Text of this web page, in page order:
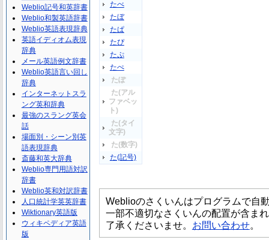
たべ
たぼ
たぱ
たぴ
たぷ
たぺ
たぽ
た(アル
ファベッ
ト)
た(タイ
文字)
た(数字)
た(記号)
Weblioのさくいんはプログラムで自
一部不適切なさくいんの配置が含ま
了承くださいませ。 お問い合わせ。
Weblio記号和英辞書
Weblio和製英語辞書
Weblio英語表現辞典
英語イディオム表現
辞典
メール英語例文辞書
Weblio英語言い回し
辞典
インターネットスラ
ング英和辞典
最強のスラング英会
話
場面別・シーン別英
語表現辞典
斎藤和英大辞典
Weblio専門用語対訳
辞書
Weblio英和対訳辞書
人口統計学英英辞書
Wiktionary英語版
ウィキペディア英語
版